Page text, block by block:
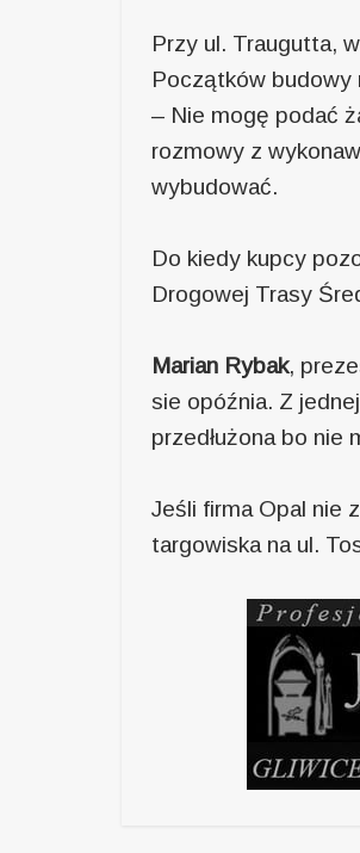
Przy ul. Traugutta,
Początków budowy
– Nie mogę podać
rozmowy z
wybudować.
Do kiedy kupcy
Drogowej Trasy
Marian Rybak,
sie opóźnia. Z
przedłużona bo nie
Jeśli firma Opal nie
targowiska na ul.